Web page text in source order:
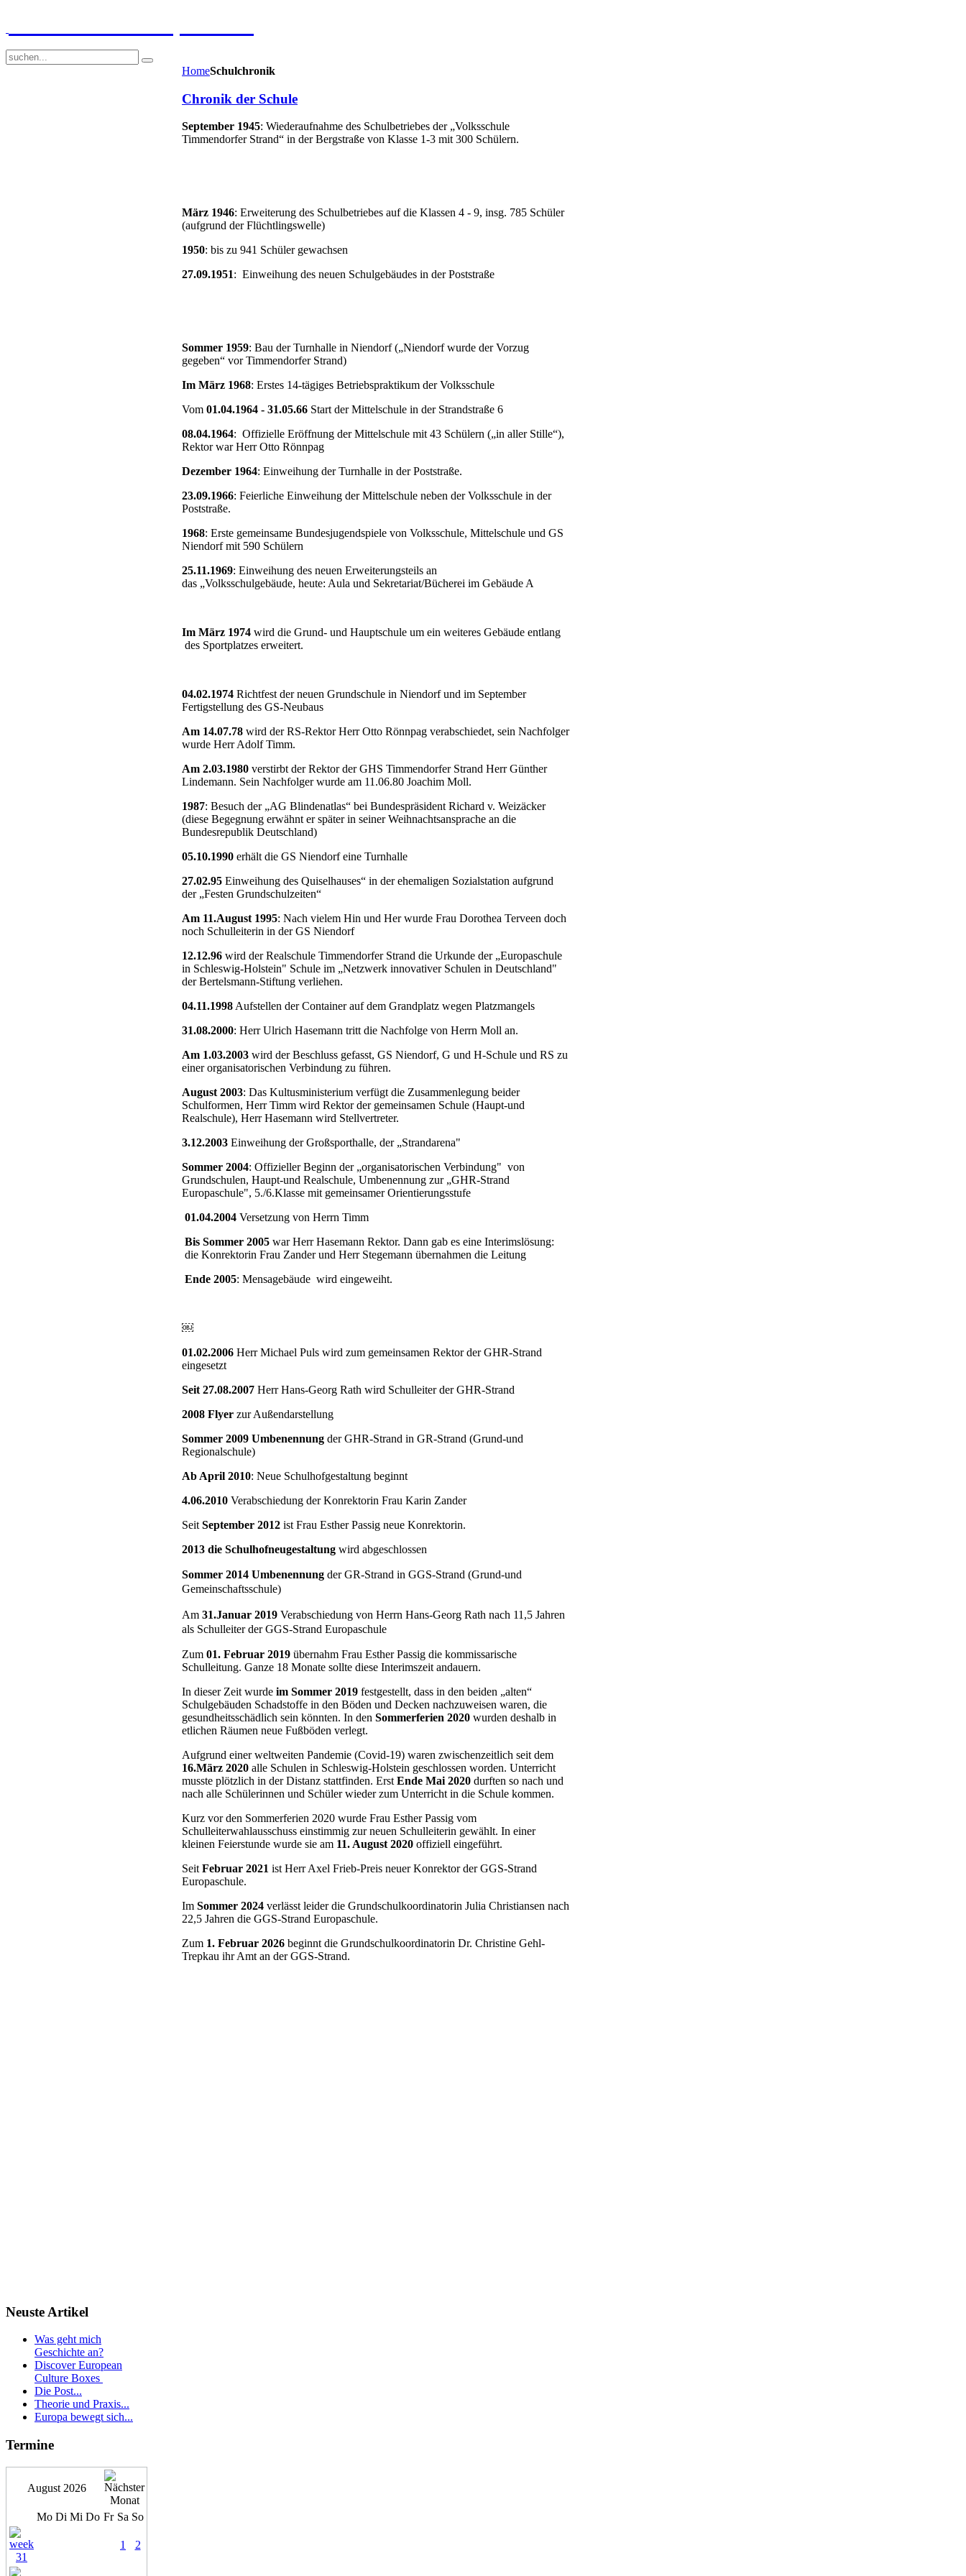
HomeSchulchronik
Chronik der Schule
September 1945: Wiederaufnahme des Schulbetriebes der „Volksschule
Timmendorfer Strand“ in der Bergstraße von Klasse 1-3 mit 300 Schülern.
März 1946: Erweiterung des Schulbetriebes auf die Klassen 4 - 9, insg. 785 Schüler
(aufgrund der Flüchtlingswelle)
1950: bis zu 941 Schüler gewachsen
27.09.1951: Einweihung des neuen Schulgebäudes in der Poststraße
Sommer 1959: Bau der Turnhalle in Niendorf („Niendorf wurde der Vorzug
gegeben“ vor Timmendorfer Strand)
Im März 1968: Erstes 14-tägiges Betriebspraktikum der Volksschule
Vom 01.04.1964 - 31.05.66 Start der Mittelschule in der Strandstraße 6
08.04.1964: Offizielle Eröffnung der Mittelschule mit 43 Schülern („in aller Stille“),
Rektor war Herr Otto Rönnpag
Dezember 1964: Einweihung der Turnhalle in der Poststraße.
23.09.1966: Feierliche Einweihung der Mittelschule neben der Volksschule in der
Poststraße.
1968: Erste gemeinsame Bundesjugendspiele von Volksschule, Mittelschule und GS
Niendorf mit 590 Schülern
25.11.1969: Einweihung des neuen Erweiterungsteils an
das „Volksschulgebäude, heute: Aula und Sekretariat/Bücherei im Gebäude A
Im März 1974 wird die Grund- und Hauptschule um ein weiteres Gebäude entlang
des Sportplatzes erweitert.
04.02.1974 Richtfest der neuen Grundschule in Niendorf und im September
Fertigstellung des GS-Neubaus
Am 14.07.78 wird der RS-Rektor Herr Otto Rönnpag verabschiedet, sein Nachfolger
wurde Herr Adolf Timm.
Am 2.03.1980 verstirbt der Rektor der GHS Timmendorfer Strand Herr Günther
Lindemann. Sein Nachfolger wurde am 11.06.80 Joachim Moll.
1987: Besuch der „AG Blindenatlas“ bei Bundespräsident Richard v. Weizäcker
(diese Begegnung erwähnt er später in seiner Weihnachtsansprache an die
Bundesrepublik Deutschland)
05.10.1990 erhält die GS Niendorf eine Turnhalle
27.02.95 Einweihung des Quiselhauses“ in der ehemaligen Sozialstation aufgrund
der „Festen Grundschulzeiten“
Am 11.August 1995: Nach vielem Hin und Her wurde Frau Dorothea Terveen doch
noch Schulleiterin in der GS Niendorf
12.12.96 wird der Realschule Timmendorfer Strand die Urkunde der „Europaschule
in Schleswig-Holstein" Schule im „Netzwerk innovativer Schulen in Deutschland"
der Bertelsmann-Stiftung verliehen.
04.11.1998Aufstellen der Container auf dem Grandplatz wegen Platzmangels
31.08.2000: Herr Ulrich Hasemann tritt die Nachfolge von Herrn Moll an.
Am 1.03.2003 wird der Beschluss gefasst, GS Niendorf, G und H-Schule und RS zu
einer organisatorischen Verbindung zu führen.
August 2003: Das Kultusministerium verfügt die Zusammenlegung beider
Schulformen, Herr Timm wird Rektor der gemeinsamen Schule (Haupt-und
Realschule), Herr Hasemann wird Stellvertreter.
3.12.2003 Einweihung der Großsporthalle, der „Strandarena"
Sommer 2004: Offizieller Beginn der „organisatorischen Verbindung" von
Grundschulen, Haupt-und Realschule, Umbenennung zur „GHR-Strand
Europaschule", 5./6.Klasse mit gemeinsamer Orientierungsstufe
01.04.2004 Versetzung von Herrn Timm
Bis Sommer 2005 war Herr Hasemann Rektor. Dann gab es eine Interimslösung:
die Konrektorin Frau Zander und Herr Stegemann übernahmen die Leitung
Ende 2005: Mensagebäude wird eingeweiht.
￼
01.02.2006 Herr Michael Puls wird zum gemeinsamen Rektor der GHR-Strand
eingesetzt
Seit 27.08.2007 Herr Hans-Georg Rath wird Schulleiter der GHR-Strand
2008 Flyer zur Außendarstellung
Sommer 2009 Umbenennung der GHR-Strand in GR-Strand (Grund-und
Regionalschule)
Ab April 2010: Neue Schulhofgestaltung beginnt
4.06.2010 Verabschiedung der Konrektorin Frau Karin Zander
SeitSeptember 2012 ist Frau Esther Passig neue Konrektorin.
2013 die Schulhofneugestaltung wird abgeschlossen
Sommer 2014 Umbenennung der GR-Strand in GGS-Strand (Grund-und
Gemeinschaftsschule)
Am 31.Januar 2019 Verabschiedung von Herrn Hans-Georg Rath nach 11,5 Jahren
als Schulleiter der GGS-Strand Europaschule
Zum 01. Februar 2019 übernahm Frau Esther Passig die kommissarische
Schulleitung. Ganze 18 Monate sollte diese Interimszeit andauern.
In dieser Zeit wurde im Sommer 2019 festgestellt, dass in den beiden „alten“
Schulgebäuden Schadstoffe in den Böden und Decken nachzuweisen waren, die
gesundheitsschädlich sein könnten. In den Sommerferien 2020 wurden deshalb in
etlichen Räumen neue Fußböden verlegt.
Aufgrund einer weltweiten Pandemie (Covid-19) waren zwischenzeitlich seit dem
16.März 2020 alle Schulen in Schleswig-Holstein geschlossen worden. Unterricht
musste plötzlich in der Distanz stattfinden. ErstEnde Mai 2020 durften so nach und
nach alle Schülerinnen und Schüler wieder zum Unterricht in die Schule kommen.
Kurz vor den Sommerferien 2020 wurde Frau Esther Passig vom
Schulleiterwahlausschuss einstimmig zur neuen Schulleiterin gewählt. In einer
kleinen Feierstunde wurde sie am 11. August 2020 offiziell eingeführt.
SeitFebruar 2021 ist Herr Axel Frieb-Preis neuer Konrektor der GGS-Strand
Europaschule.
Im Sommer 2024 verlässt leider die Grundschulkoordinatorin Julia Christiansen nach
22,5 Jahren die GGS-Strand Europaschule.
Zum 1. Februar 2026 beginnt die Grundschulkoordinatorin Dr. Christine Gehl-
Trepkau ihr Amt an der GGS-Strand.
Neuste Artikel
Was geht mich
Geschichte an?
Discover European
Culture Boxes
Die Post...
Theorie und Praxis...
Europa bewegt sich...
Termine
August 2026
Mo Di Mi Do Fr Sa So
1 2